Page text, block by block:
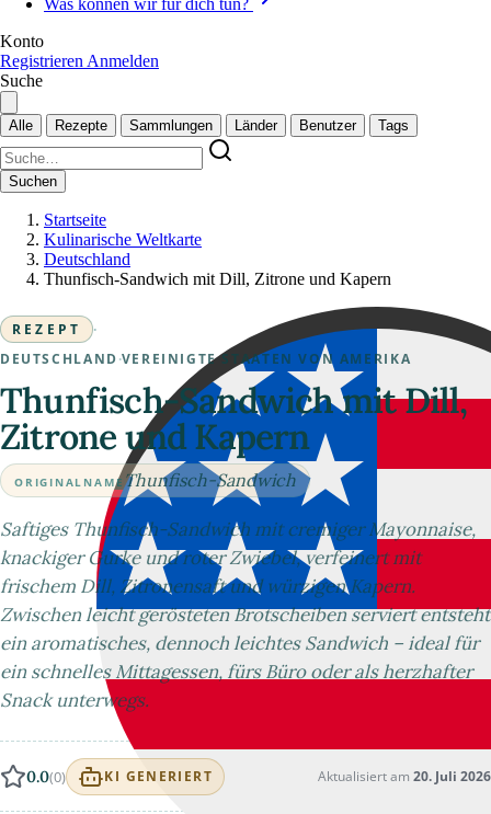
Was können wir für dich tun?
Konto
Registrieren Anmelden
Suche
Alle Rezepte Sammlungen Länder Benutzer Tags
Suchen
Startseite
Kulinarische Weltkarte
Deutschland
Thunfisch-Sandwich mit Dill, Zitrone und Kapern
REZEPT
·
DEUTSCHLAND ·VEREINIGTE STAATEN VON AMERIKA
Thunfisch-Sandwich mit Dill,
Zitrone und Kapern
ORIGINALNAME Thunfisch-Sandwich
Saftiges Thunfisch-Sandwich mit cremiger Mayonnaise,
knackiger Gurke und roter Zwiebel, verfeinert mit
frischem Dill, Zitronensaft und würzigen Kapern.
Zwischen leicht gerösteten Brotscheiben serviert entsteht
ein aromatisches, dennoch leichtes Sandwich – ideal für
ein schnelles Mittagessen, fürs Büro oder als herzhafter
Snack unterwegs.
0.0(0) KI GENERIERT Aktualisiert am 20. Juli 2026